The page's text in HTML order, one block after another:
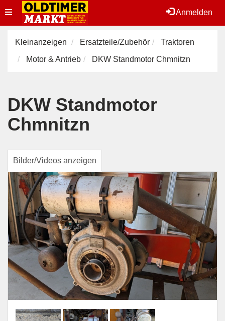
Anmelden
Toggle
navigation
Kleinanzeigen Ersatzteile/Zubehör
Traktoren
Motor & Antrieb
DKW Standmotor Chmnitzn
DKW Standmotor
Chmnitzn
Bilder/Videos anzeigen